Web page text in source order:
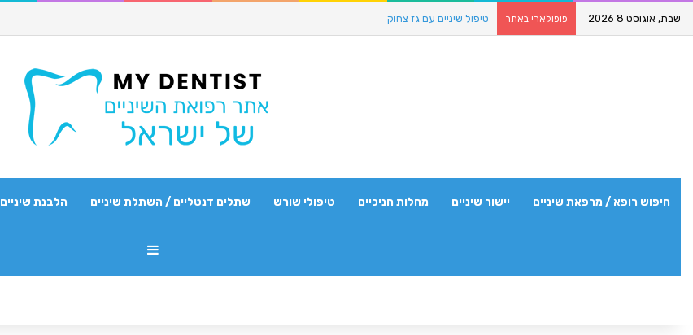
שבת, אוגוסט 8 2026 פופולארי באתר טיפול שיניים עם גז צחוק
חיפוש רופא / מרפאת שיניים יישור שיניים מחלות חניכיים טיפולי שורש שתלים דנטליים / השתלת שיניים הלבנת שיניים